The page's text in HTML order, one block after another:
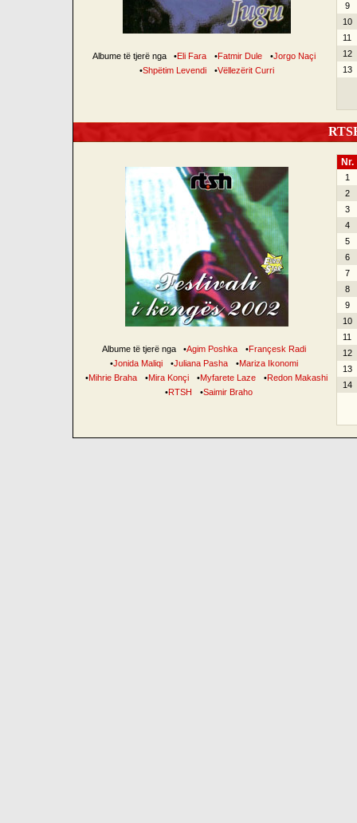
Albume të tjerë nga •Eli Fara •Fatmir Dule •Jorgo Naçi
•Shpëtim Levendi •Vëllezërit Curri
9
10
11
12
13
Albume të tjerë nga •Agim Poshka •Françesk Radi
•Jonida Maliqi •Juliana Pasha •Mariza Ikonomi
•Mihrie Braha •Mira Konçi •Myfarete Laze •Redon Makashi
•RTSH •Saimir Braho
Nr.
1
2
3
4
5
6
7
8
9
10
11
12
13
14